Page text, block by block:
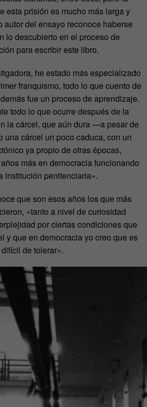
esta prisión es mucho más larga y
autor del ensayo reconoce haberse
lo descubierto en el proceso de
para escribir este libro.
he estado más especializado
franquismo, todo lo que cuento de
fue un proceso de aprendizaje.
todo lo que ocurre después de la
la cárcel, que aún dura —a pesar de
una cárcel un poco caduca, con un
ya propio de otras épocas,
más en democracia funcionando
institución penitenciaria».
que son esos años los que más
«tanto a nivel de curiosidad
por ciertas condiciones que
y que en democracia yo creo que es
difícil de tolerar».